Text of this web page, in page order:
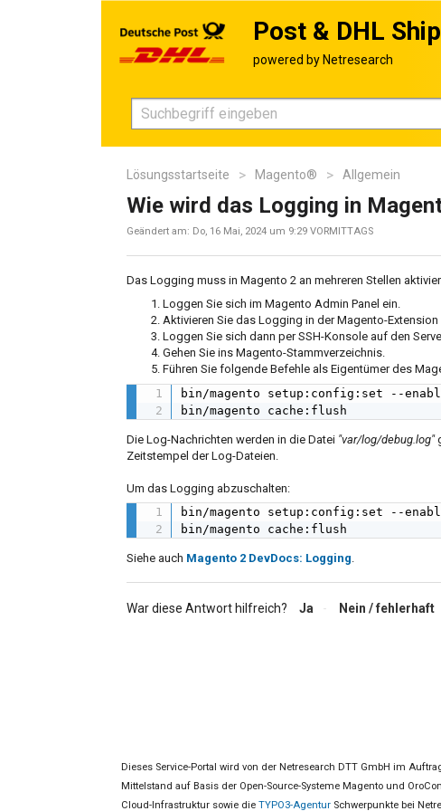
Post & DHL
Lösungsstartseite Magento® Allgemein
Wie wird das Logging in
Geändert am: Do, 16 Mai, 2024 um 9:29 VORMITTAGS
Das Logging muss in Magento 2 an mehreren Stellen
Loggen Sie sich im Magento Admin Panel ein.
Aktivieren Sie das Logging in der Magento-Extension
Loggen Sie sich dann per SSH-Konsole auf den
Gehen Sie ins Magento-Stammverzeichnis.
Führen Sie folgende Befehle als Eigentümer des
bin/magento setup:config:set --
bin/magento cache:flush
Die Log-Nachrichten werden in die Datei "var/log/debug.log"
Zeitstempel der Log-Dateien.
Um das Logging abzuschalten:
bin/magento setup:config:set --
bin/magento cache:flush
Siehe auch Magento 2 DevDocs: Logging.
War diese Antwort hilfreich? Ja Nein
Dieses Service-Portal wird von der Netresearch DTT GmbH im
Mittelstand auf Basis der Open-Source-Systeme Magento und
Cloud-Infrastruktur sowie dieTYPO3-Agentur Schwerpunkte bei